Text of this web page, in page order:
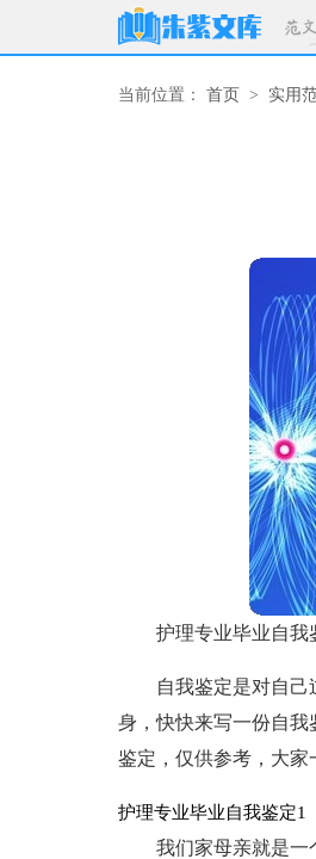
当前位置： 首页 > 实用
护理专业毕业自我
自我鉴定是对自
身，快快来写一份自
鉴定，仅供参考，大家
护理专业毕业自我鉴定1
我们家母亲就是一